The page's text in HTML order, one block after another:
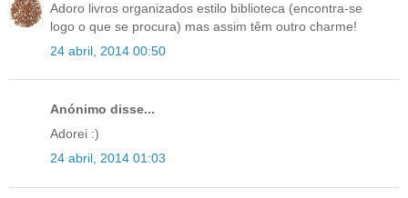
Adoro livros organizados estilo biblioteca (encontra-se
logo o que se procura) mas assim têm outro charme!
24 abril, 2014 00:50
Anónimo disse...
Adorei :)
24 abril, 2014 01:03